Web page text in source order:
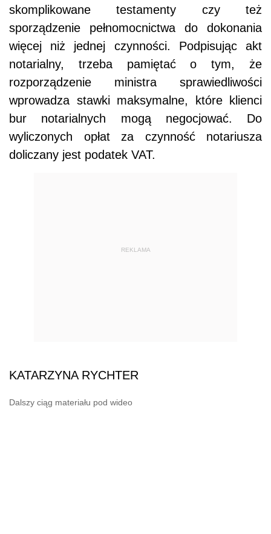
skomplikowane testamenty czy też
sporządzenie pełnomocnictwa do dokonania
więcej niż jednej czynności. Podpisując akt
notarialny, trzeba pamiętać o tym, że
rozporządzenie ministra sprawiedliwości
wprowadza stawki maksymalne, które klienci
bur notarialnych mogą negocjować. Do
wyliczonych opłat za czynność notariusza
doliczany jest podatek VAT.
REKLAMA
KATARZYNA RYCHTER
Dalszy ciąg materiału pod wideo